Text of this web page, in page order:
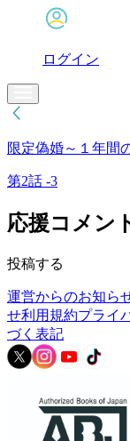
ログイン
限定偽婚～１年間
第2話 -3
応援コメン
投稿する
運営からのお知ら
せ利用規約プライ
づく表記